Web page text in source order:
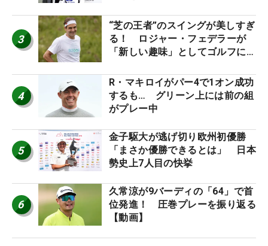
3
“芝の王者”のスイングが美しすぎ
る！ ロジャー・フェデラーが
「新しい趣味」としてゴルフに挑
4
R・マキロイがパー4で1オン成功
するも… グリーン上には前の組
がプレー中
5
金子駆大が逃げ切り欧州初優勝
「まさか優勝できるとは」 日本
勢史上7人目の快挙
6
久常涼が9バーディの「64」で首
位発進！ 圧巻プレーを振り返る
【動画】